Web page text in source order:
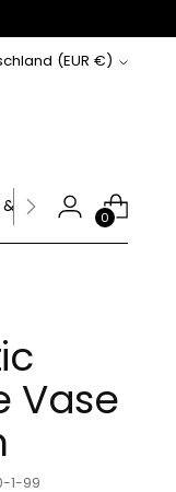
Deutschland (EUR €)
HILFE
0
Vase
1-99